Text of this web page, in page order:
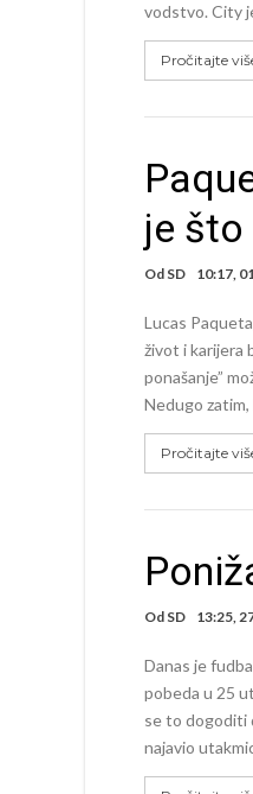
vodstvo. City
Pročitajte
je što
Od SD 10:17,
Lucas
život i karijera
ponašanje”
Nedugo
Pročitajte
Od SD 13:25,
Danas je
pobeda u 25
se to dogoditi
najavio